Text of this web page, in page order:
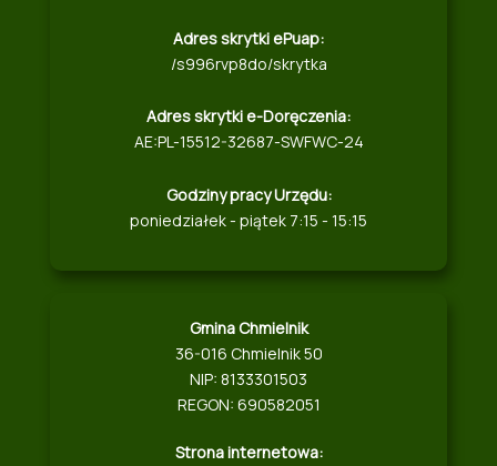
Adres skrytki ePuap:
/s996rvp8do/skrytka
Adres skrytki e-Doręczenia:
AE:PL-15512-32687-SWFWC-24
Godziny pracy Urzędu:
poniedziałek - piątek 7:15 - 15:15
Gmina Chmielnik
36-016 Chmielnik 50
NIP: 8133301503
REGON: 690582051
Strona internetowa: